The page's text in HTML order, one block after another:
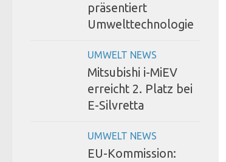
präsentiert
Umwelttechnologie
UMWELT NEWS
Mitsubishi i-MiEV
erreicht 2. Platz bei
E-Silvretta
UMWELT NEWS
EU-Kommission: